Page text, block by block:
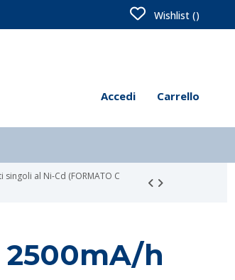
Wishlist ()
Accedi Carrello
singoli al Ni-Cd (FORMATO C
2500mA/h